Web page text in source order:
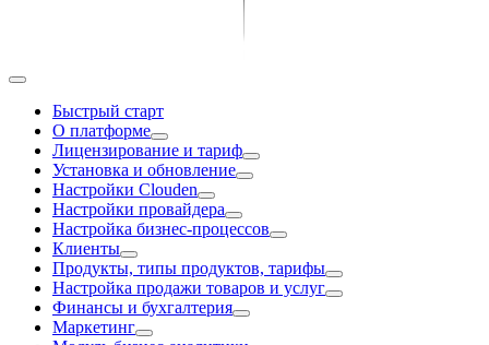
Быстрый старт
О платформе
Лицензирование и тариф
Установка и обновление
Настройки Clouden
Настройки провайдера
Настройка бизнес-процессов
Клиенты
Продукты, типы продуктов, тарифы
Настройка продажи товаров и услуг
Финансы и бухгалтерия
Маркетинг